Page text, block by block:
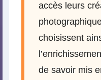
accès leurs
choisissent
de savoir mis